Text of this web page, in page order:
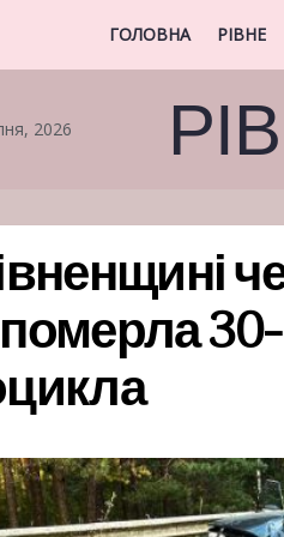
ГОЛОВНА РІВНЕ
2026